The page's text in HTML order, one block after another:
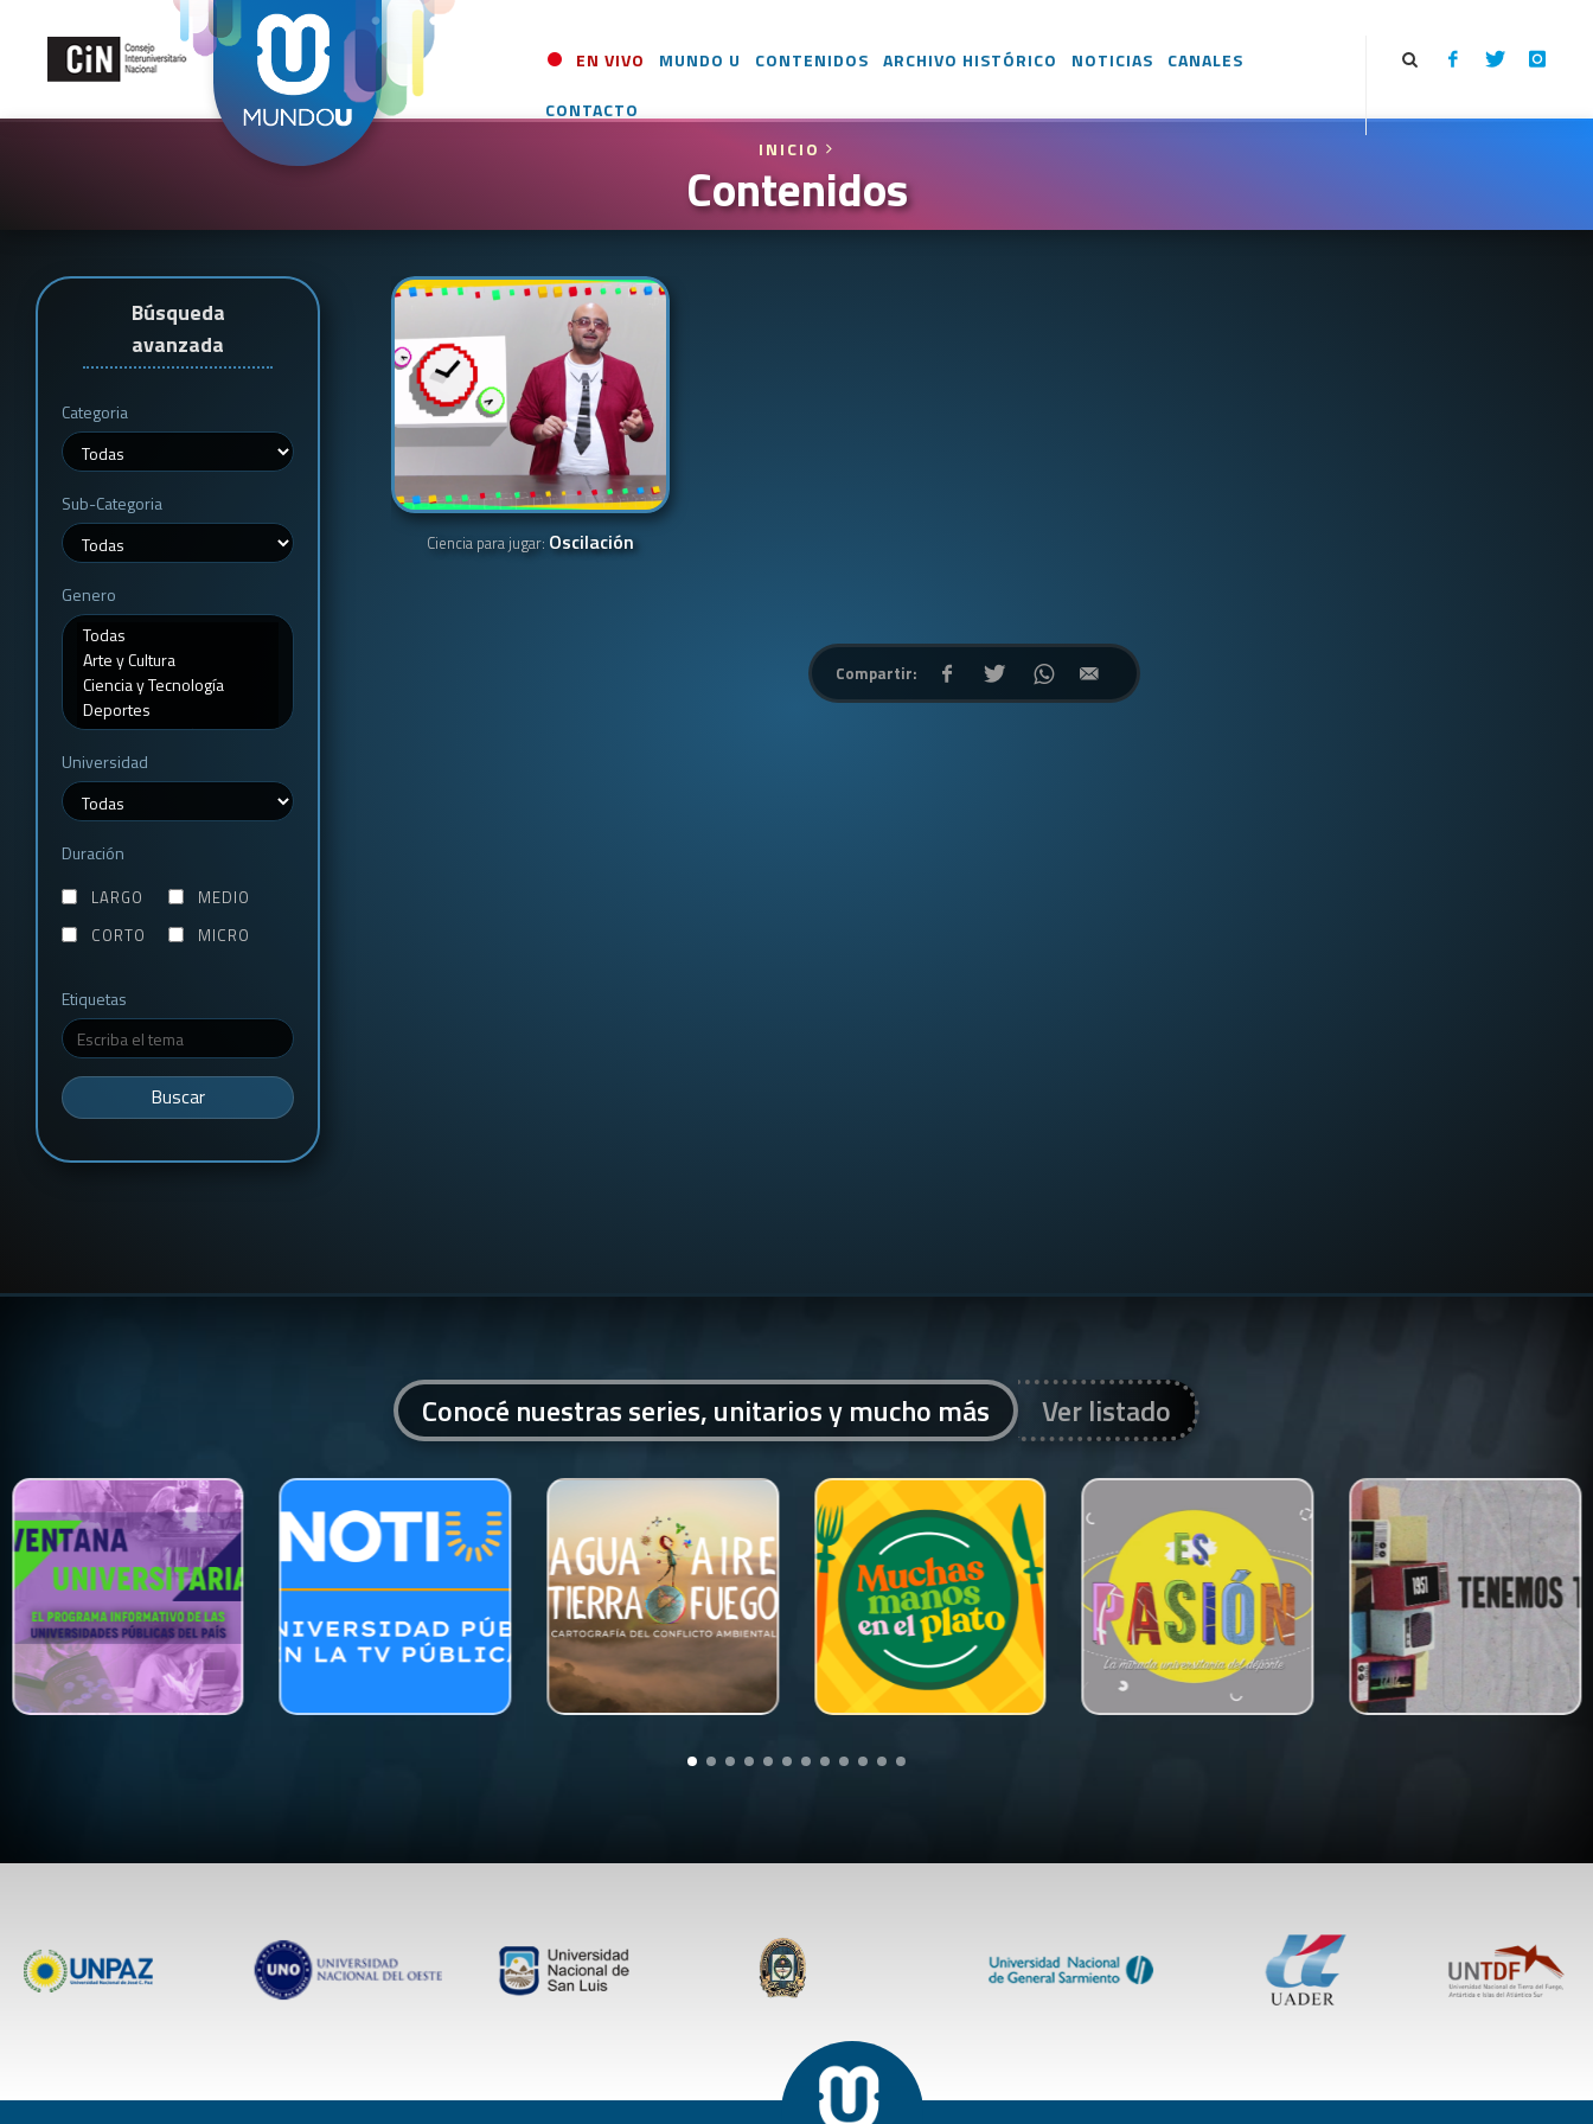
EN VIVO MUNDO U CONTENIDOS ARCHIVO HISTÓRICO NOTICIAS
CANALES
CONTACTO
INICIO
Contenidos
Ciencia para jugar: Oscilación
Compartir:
Búsqueda
avanzada
Categoria
Sub-Categoria
Genero
Universidad
Duración
LARGO
MEDIO
CORTO
MICRO
Etiquetas
Buscar
Conocé nuestras series, unitarios y mucho más Ver listado